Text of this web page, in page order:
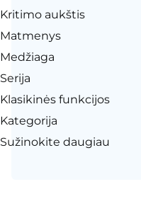
Kritimo aukštis
Matmenys
Medžiaga
Serija
Klasikinės funkcijos
Kategorija
Sužinokite daugiau